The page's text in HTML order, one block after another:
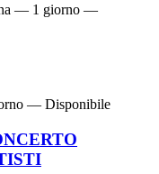
— 1 giorno —
— Disponibile